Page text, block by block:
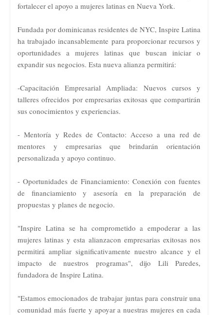
fortalecer el apoyo a mujeres latinas en Nueva York.
Fundada por dominicanas residentes de NYC, Inspire Latina
ha trabajado incansablemente para proporcionar recursos y
oportunidades a mujeres latinas que buscan iniciar o
expandir sus negocios. Esta nueva alianza permitirá:
-Capacitación Empresarial Ampliada: Nuevos cursos y
talleres ofrecidos por empresarias exitosas que compartirán
sus conocimientos y experiencias.
- Mentoría y Redes de Contacto: Acceso a una red de
mentores y empresarias que brindarán orientación
personalizada y apoyo continuo.
- Oportunidades de Financiamiento: Conexión con fuentes
de financiamiento y asesoría en la preparación de
propuestas y planes de negocio.
"Inspire Latina se ha comprometido a empoderar a las
mujeres latinas y esta alianzacon empresarias exitosas nos
permitirá ampliar significativamente nuestro alcance y el
impacto de nuestros programas", dijo Lili Paredes,
fundadora de Inspire Latina.
"Estamos emocionados de trabajar juntas para construir una
comunidad más fuerte y apoyar a nuestras mujeres en cada